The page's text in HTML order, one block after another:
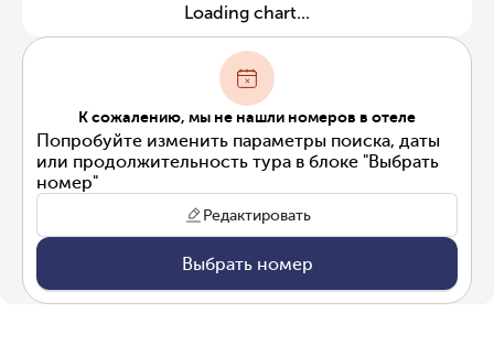
Loading chart...
К сожалению, мы не нашли номеров в отеле
Попробуйте изменить параметры поиска, даты
или продолжительность тура в блоке "Выбрать
номер"
Редактировать
Выбрать номер